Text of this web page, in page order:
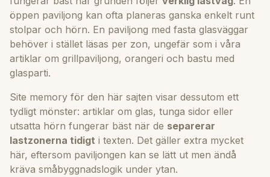
öppen paviljong kan ofta planeras ganska enkelt runt
stolpar och hörn. En paviljong med fasta glasväggar
behöver i stället läsas per zon, ungefär som i våra
artiklar om grillpaviljong, orangeri och bastu med
glasparti.
Site memory för den här sajten visar dessutom ett
tydligt mönster: artiklar om glas, tunga sidor eller
utsatta hörn fungerar bäst när de separerar
lastzonerna tidigt i texten. Det gäller extra mycket
här, eftersom paviljongen kan se lätt ut men ändå
kräva småbyggnadslogik under ytan.